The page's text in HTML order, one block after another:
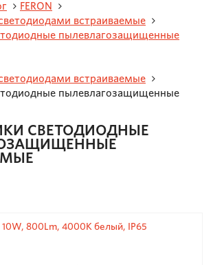
FERON
встраиваемые
пылевлагозащищенные
встраиваемые
пылевлагозащищенные
СВЕТОДИОДНЫЕ
10W, 800Lm, 4000К белый, IP65